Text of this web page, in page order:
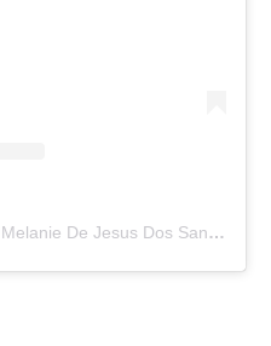
Une publication partagée par Melanie De Jesus Dos Santos (@melanie_djds972)